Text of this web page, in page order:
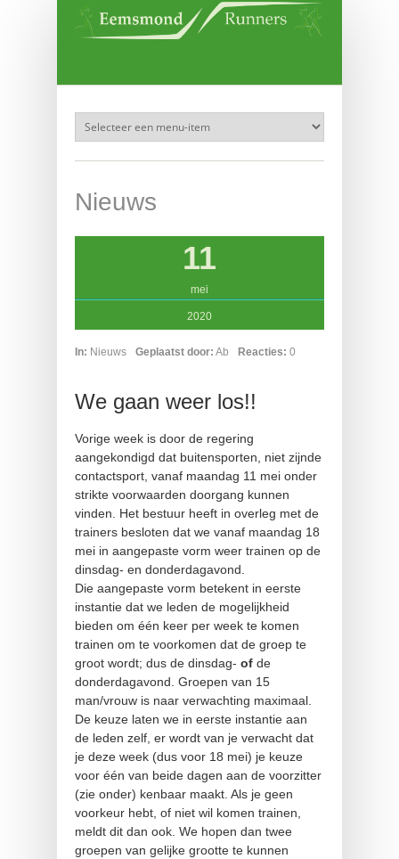
Overslaan en naar de inhoud gaan
Nieuws
11
mei
2020
In: Nieuws Geplaatst door: Ab Reacties: 0
We gaan weer los!!
Vorige week is door de regering
aangekondigd dat buitensporten, niet zijnde
contactsport, vanaf maandag 11 mei onder
strikte voorwaarden doorgang kunnen
vinden. Het bestuur heeft in overleg met de
trainers besloten dat we vanaf maandag 18
mei in aangepaste vorm weer trainen op de
dinsdag- en donderdagavond.
Die aangepaste vorm betekent in eerste
instantie dat we leden de mogelijkheid
bieden om één keer per week te komen
trainen om te voorkomen dat de groep te
groot wordt; dus de dinsdag- of de
donderdagavond. Groepen van 15
man/vrouw is naar verwachting maximaal.
De keuze laten we in eerste instantie aan
de leden zelf, er wordt van je verwacht dat
je deze week (dus voor 18 mei) je keuze
voor één van beide dagen aan de voorzitter
(zie onder) kenbaar maakt. Als je geen
voorkeur hebt, of niet wil komen trainen,
meldt dit dan ook. We hopen dan twee
groepen van gelijke grootte te kunnen